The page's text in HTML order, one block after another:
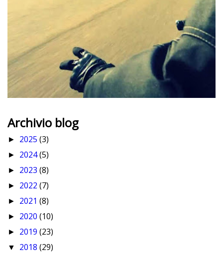
Archivio blog
► 2025 (3)
► 2024(5)
► 2023 (8)
► 2022 (7)
► 2021 (8)
► 2020 (10)
► 2019 (23)
▼ 2018 (29)